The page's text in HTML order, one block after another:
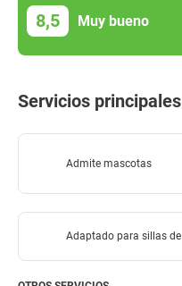
8,5 Muy bueno
Servicios principales
Admite mascotas
Adaptado para sillas